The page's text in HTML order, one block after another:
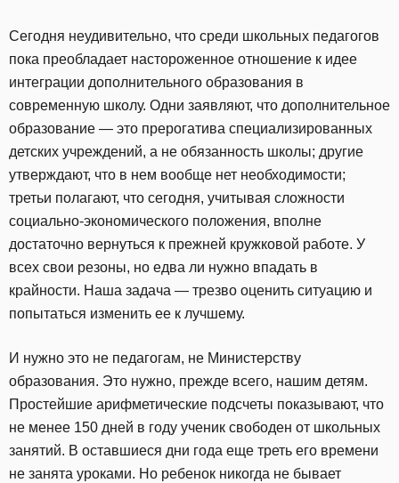
Сегодня неудивительно, что среди школьных педагогов
пока преобладает настороженное отношение к идее
интеграции дополнительного образования в
современную школу. Одни заявляют, что дополнительное
образование — это прерогатива специализированных
детских учреждений, а не обязанность школы; другие
утверждают, что в нем вообще нет необходимости;
третьи полагают, что сегодня, учитывая сложности
социально-экономического положения, вполне
достаточно вернуться к прежней кружковой работе. У
всех свои резоны, но едва ли нужно впадать в
крайности. Наша задача — трезво оценить ситуацию и
попытаться изменить ее к лучшему.
И нужно это не педагогам, не Министерству
образования. Это нужно, прежде всего, нашим детям.
Простейшие арифметические подсчеты показывают, что
не менее 150 дней в году ученик свободен от школьных
занятий. В оставшиеся дни года еще треть его времени
не занята уроками. Но ребенок никогда не бывает